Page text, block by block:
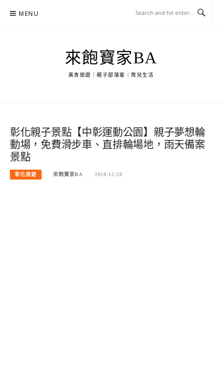
MENU
來飽寶家BA
美食旅遊｜親子部落客｜育兒生活
彰化親子景點【中彰運動公園】親子夢想輪
動場，免費滑步車、直排輪場地，雨天備案
景點
彰化旅遊 來飽寶家BA 2018-12-28